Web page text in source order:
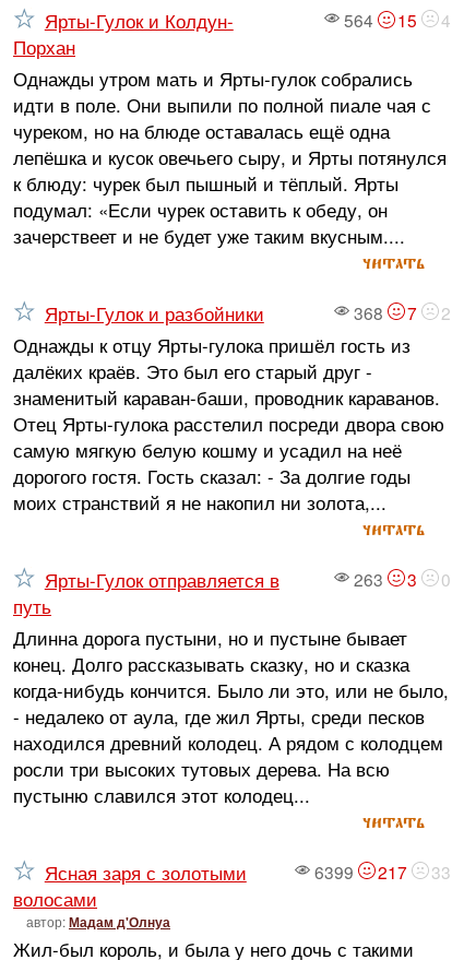
564 15 4
Ярты-Гулок и Колдун-
Порхан
Однажды утром мать и Ярты-гулок собрались
идти в поле. Они выпили по полной пиале чая с
чуреком, но на блюде оставалась ещё одна
лепёшка и кусок овечьего сыру, и Ярты потянулся
к блюду: чурек был пышный и тёплый. Ярты
подумал: «Если чурек оставить к обеду, он
зачерствеет и не будет уже таким вкусным....
читать
368 7 2
Ярты-Гулок и разбойники
Однажды к отцу Ярты-гулока пришёл гость из
далёких краёв. Это был его старый друг -
знаменитый караван-баши, проводник караванов.
Отец Ярты-гулока расстелил посреди двора свою
самую мягкую белую кошму и усадил на неё
дорогого гостя. Гость сказал: - За долгие годы
моих странствий я не накопил ни золота,...
читать
263 3 0
Ярты-Гулок отправляется в
путь
Длинна дорога пустыни, но и пустыне бывает
конец. Долго рассказывать сказку, но и сказка
когда-нибудь кончится. Было ли это, или не было,
- недалеко от аула, где жил Ярты, среди песков
находился древний колодец. А рядом с колодцем
росли три высоких тутовых дерева. На всю
пустыню славился этот колодец...
читать
6399 217 33
Ясная заря с золотыми
волосами
автор:Мадам д'Олнуа
Жил-был король, и была у него дочь с такими